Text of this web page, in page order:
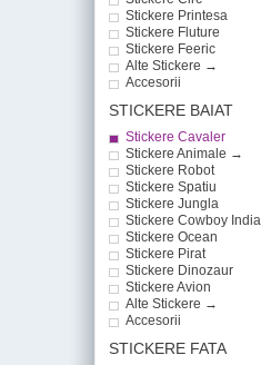
Stickere Printesa
Stickere Fluture
Stickere Feeric
Alte Stickere →
Accesorii
STICKERE BAIAT
Stickere Cavaler
Stickere Animale →
Stickere Robot
Stickere Spatiu
Stickere Jungla
Stickere Cowboy
Stickere Ocean
Stickere Pirat
Stickere Dinozaur
Stickere Avion
Alte Stickere →
Accesorii
STICKERE FATA